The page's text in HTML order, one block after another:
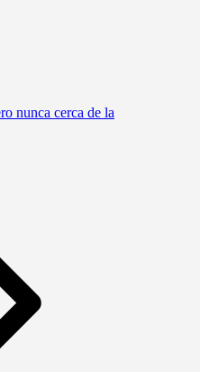
nunca cerca de la